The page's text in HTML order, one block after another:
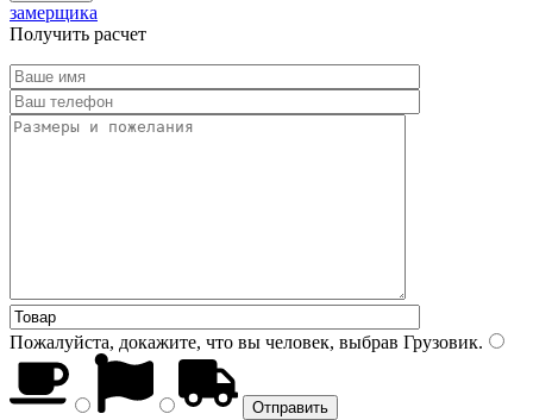
замерщика
Получить расчет
Пожалуйста, докажите, что вы человек, выбрав Грузовик.